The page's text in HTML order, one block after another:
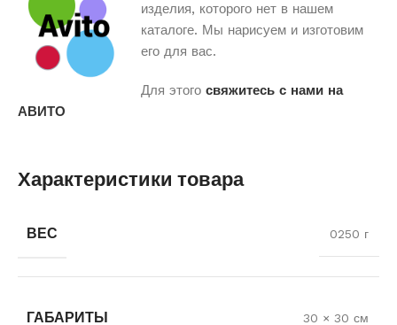
изделия, которого нет в нашем
каталоге. Мы нарисуем и изготовим
его для вас.
Для этого свяжитесь с нами на
АВИТО
Характеристики товара
ВЕС 0250 г
ГАБАРИТЫ 30 × 30 см